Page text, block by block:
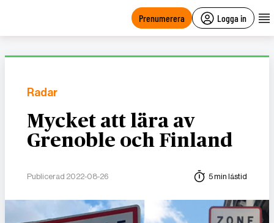
Prenumerera Logga in
Radar
Mycket att lära av
Grenoble och Finland
Publicerad 2022-08-26 5 min lästid